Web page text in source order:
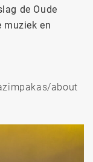
de Oude
muziek en
about